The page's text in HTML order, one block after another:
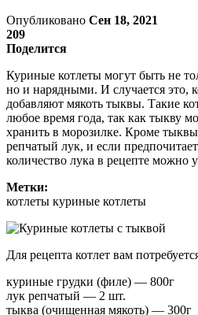
Опубликовано Сен 18, 2021
209
Поделится
Куриные котлеты могут быть не
но и нарядными. И случается это,
добавляют мякоть тыквы. Такие
любое время года, так как тыкву
хранить в морозилке. Кроме
репчатый лук, и если
количество лука в рецепте можно
Метки:
котлеты куриные котлеты
Для рецепта котлет вам
куриные грудки (филе) — 800г
лук репчатый — 2 шт.
тыква (очищенная мякоть) — 300г